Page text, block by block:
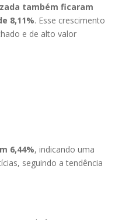
também ficaram
8,11%. Esse crescimento
e de alto valor
6,44%, indicando uma
seguindo a tendência